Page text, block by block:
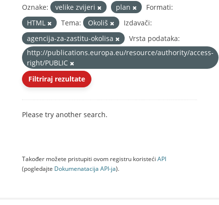
Oznake: velike zvijeri plan
Formati:
HTML
Tema: Okoliš
Izdavači:
agencija-za-zastitu-okolisa
Vrsta podataka:
http://publications.europa.eu/resource/authority/access-
right/PUBLIC
Filtriraj rezultate
Please try another search.
Također možete pristupiti ovom registru koristeći API
(pogledajte Dokumenаtаcijа API-jа).